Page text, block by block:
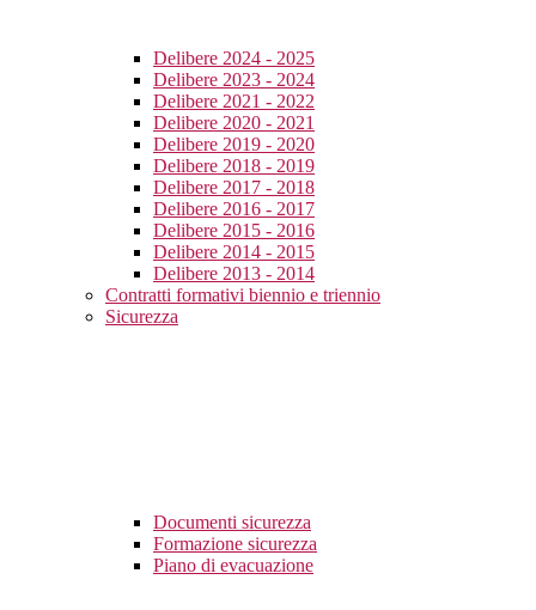
Delibere 2024 - 2025
Delibere 2023 - 2024
Delibere 2021 - 2022
Delibere 2020 - 2021
Delibere 2019 - 2020
Delibere 2018 - 2019
Delibere 2017 - 2018
Delibere 2016 - 2017
Delibere 2015 - 2016
Delibere 2014 - 2015
Delibere 2013 - 2014
Contratti formativi biennio e triennio
Sicurezza
Documenti sicurezza
Formazione sicurezza
Piano di evacuazione